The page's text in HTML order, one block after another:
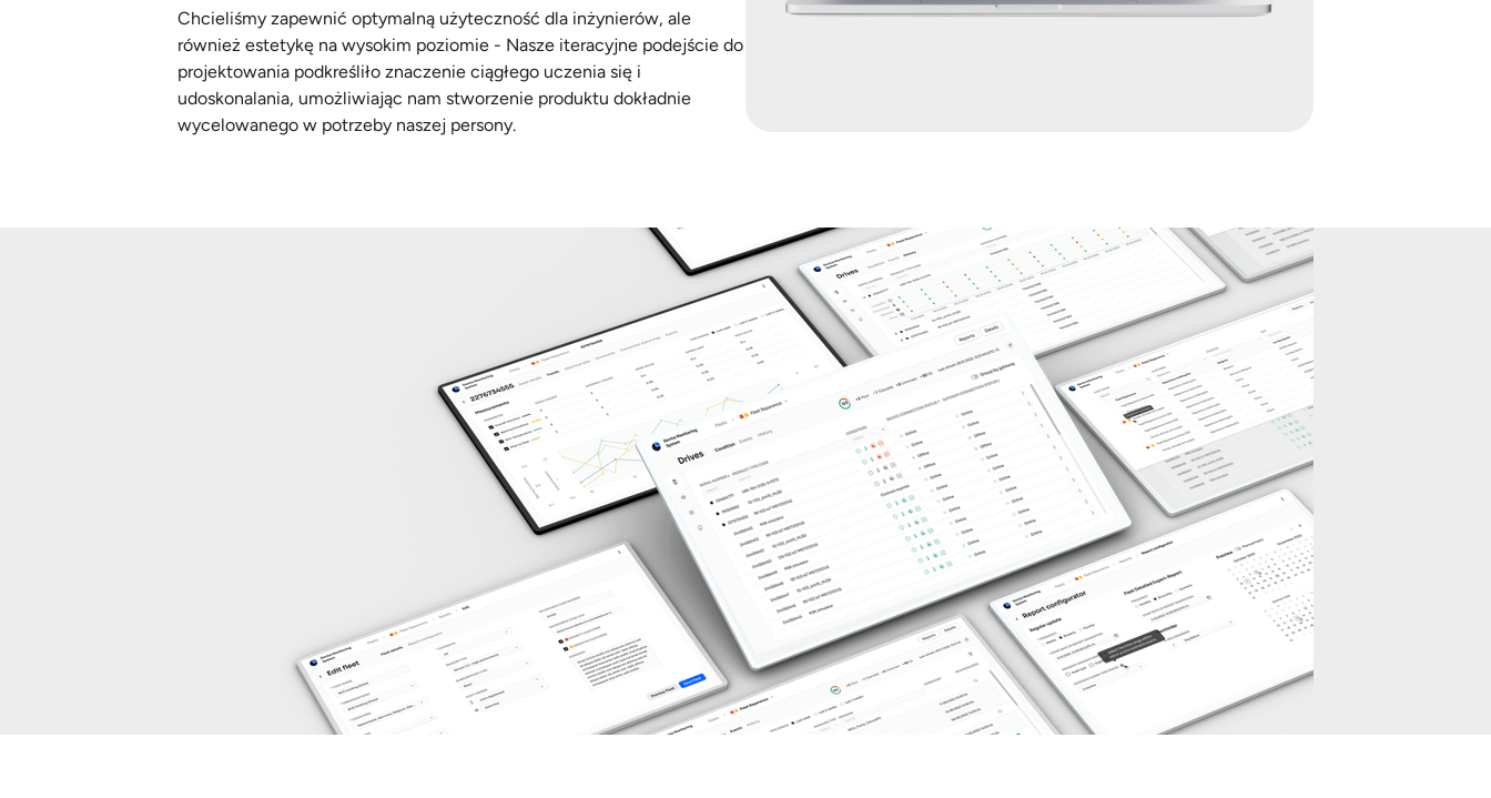
Chcieliśmy zapewnić optymalną użyteczność dla inżynierów, ale
również estetykę na wysokim poziomie - Nasze iteracyjne podejście do
projektowania podkreśliło znaczenie ciągłego uczenia się i
udoskonalania, umożliwiając nam stworzenie produktu dokładnie
wycelowanego w potrzeby naszej persony.